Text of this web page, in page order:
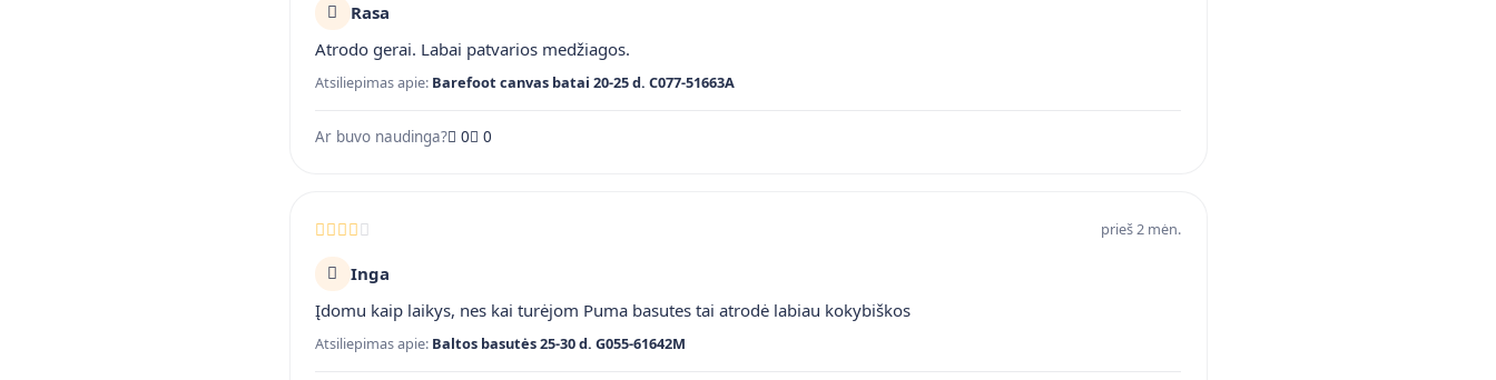
Rasa
Atrodo gerai. Labai patvarios medžiagos.
Atsiliepimas apie: Barefoot canvas batai 20-25 d. C077-51663A
Ar buvo naudinga? 0 0
prieš 2 mėn.
Inga
Įdomu kaip laikys, nes kai turėjom Puma basutes tai atrodė labiau kokybiškos
Atsiliepimas apie: Baltos basutės 25-30 d. G055-61642M